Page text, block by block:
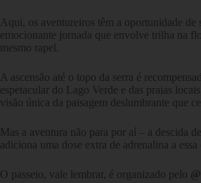
Aqui, os aventureiros têm a oportunidade de
emocionante jornada que envolve trilha na
mesmo rapel.
A ascensão até o topo da serra é
espetacular do Lago Verde e das praias
visão única da paisagem deslumbrante que
Mas a aventura não para por aí – a descida
adiciona uma dose extra de adrenalina a
O passeio, vale lembrar, é organizado pelo